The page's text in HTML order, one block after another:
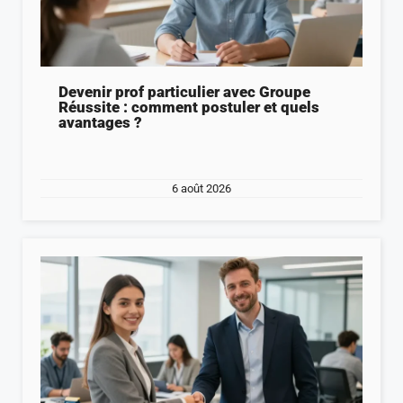
Devenir prof particulier avec Groupe
Réussite : comment postuler et quels
avantages ?
6 août 2026